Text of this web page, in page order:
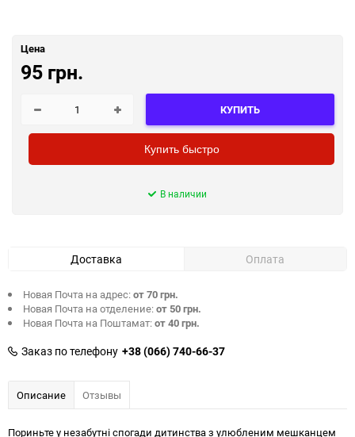
Цена
95 грн.
КУПИТЬ
Купить быстро
В наличии
Доставка Оплата
Новая Почта на адрес:от 70 грн.
Новая Почта на отделение:от 50 грн.
Новая Почта на Поштамат:от 40 грн.
Заказ по телефону +38 (066) 740-66-37
Описание Отзывы
Пориньте у незабутні спогади дитинства з улюбленим мешканцем